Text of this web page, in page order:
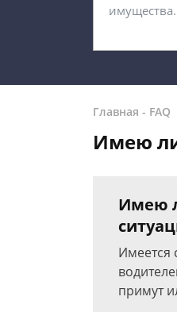
Главная - FAQ
Имею
Имею
Имеется
примут